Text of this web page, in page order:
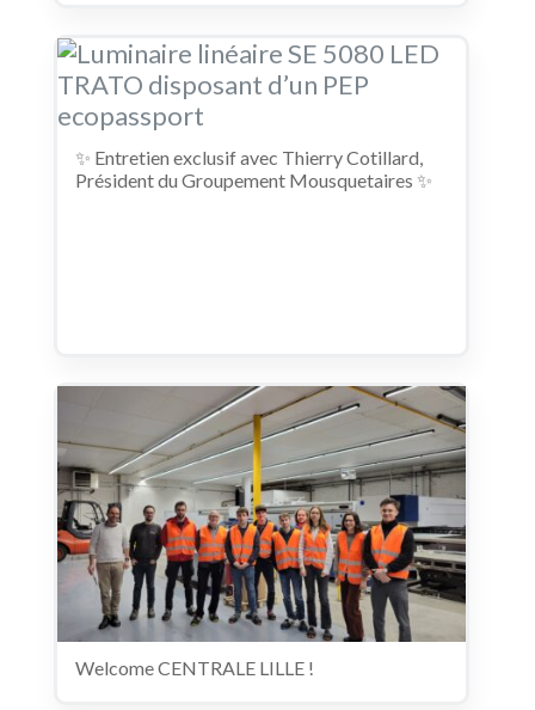
✨ Entretien exclusif avec Thierry Cotillard,
Président du Groupement Mousquetaires ✨
Welcome CENTRALE LILLE !